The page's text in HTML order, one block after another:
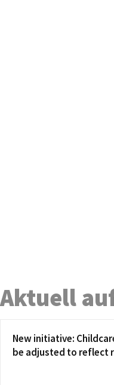
Aktuell
New initiative:
be adjusted to reflect